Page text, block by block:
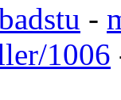
-
1006